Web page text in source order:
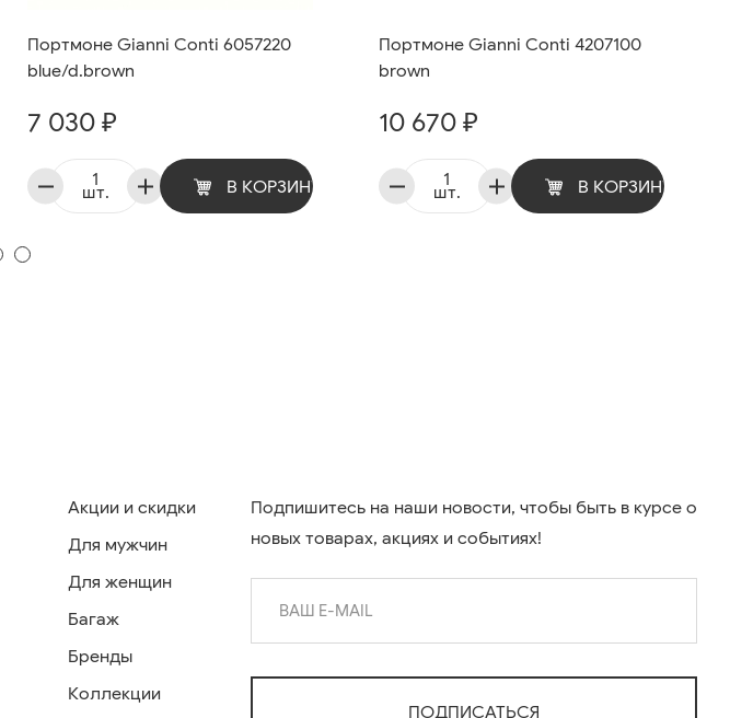
Портмоне Gianni Conti 6057220
blue/d.brown
7 030 ₽
шт. В КОРЗИНУ
Портмоне Gianni Conti 4207100
brown
10 670 ₽
шт. В КОРЗИНУ
Акции и скидки
Для мужчин
Для женщин
Багаж
Бренды
Коллекции
Подпишитесь на наши новости, чтобы быть в курсе о
новых товарах, акциях и событиях!